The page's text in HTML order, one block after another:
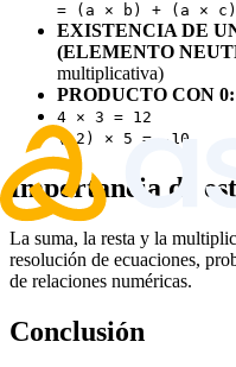
= (a × b) + (a × c)
EXISTENCIA DE
(ELEMENTO
multiplicativa)
PRODUCTO CON 0:
4 × 3 = 12
(-2) × 5 = -10
Importancia de
La suma, la resta y la
resolución de ecuaciones,
de relaciones numéricas.
Conclusión